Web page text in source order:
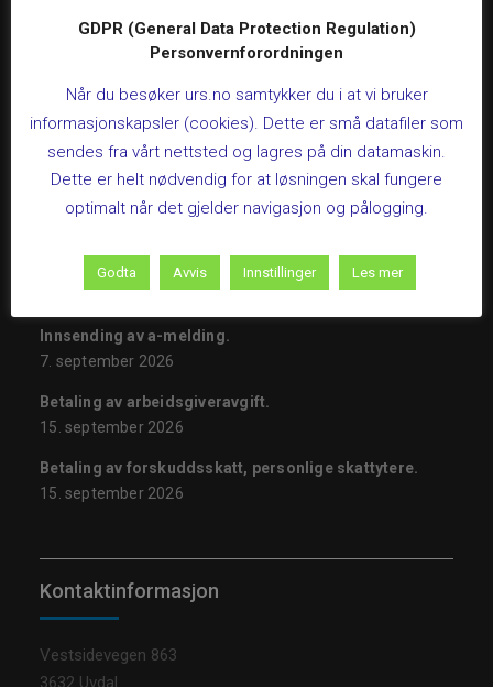
LIVEKURS: MVA-kompensasjon for kommunale
helse- og sosialboliger
Dette kurset gir deg en praktisk gjennomgang av
regelverket for mva-kompensasjon på helse- og
sosialboliger, slik at kommunen sikrer riktig behandling
gjennom hele prosessen.Varighet:3 timer, kl. 09:00-
12:00Les mer og meld på her
organisasjoner.
31. august 2026
Innsending av a-melding.
7. september 2026
Betaling av arbeidsgiveravgift.
15. september 2026
Betaling av forskuddsskatt, personlige skattytere.
15. september 2026
Kontaktinformasjon
Vestsidevegen 863
3632 Uvdal
GDPR (General Data Protection Regulation)
Personvernforordningen
Når du besøker urs.no samtykker du i at vi bruker
informasjonskapsler (cookies). Dette er små datafiler som
sendes fra vårt nettsted og lagres på din datamaskin.
Dette er helt nødvendig for at løsningen skal fungere
optimalt når det gjelder navigasjon og pålogging.
Godta Avvis Innstillinger Les mer